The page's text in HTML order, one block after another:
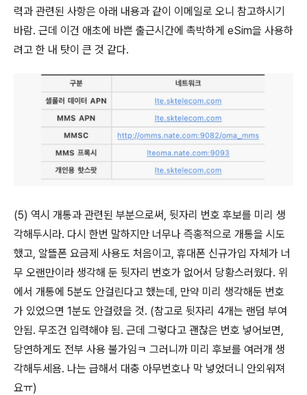
력과 관련된 사항은 아래 내용과 같이 이메일로 오니 참고하시기
바람. 근데 이건 애초에 바쁜 출근시간에 촉박하게 eSim을 사용하
려고 한 내 탓이 큰 것 같다.
(5) 역시 개통과 관련된 부분으로써, 뒷자리 번호 후보를 미리 생
각해두시라. 다시 한번 말하지만 너무나 즉홍적으로 개통을 시도
했고, 알뜰폰 요금제 사용도 처음이고, 휴대폰 신규가입 자체가 너
무 오랜만이라 생각해 둔 뒷자리 번호가 없어서 당황스러웠다. 위
에서 개통에 5분도 안걸린다고 했는데, 만약 미리 생각해둔 번호
가 있었으면 1분도 안걸렸을 것. (참고로 뒷자리 4개는 랜덤 부여
안됨. 무조건 입력해야 됨. 근데 그렇다고 괜찮은 번호 넣어보면,
당연하게도 전부 사용 불가임ㅋ 그러니까 미리 후보를 여러개 생
각해두세욤. 나는 급해서 대충 아무번호나 막 넣었더니 안외워져
요ㅠ)